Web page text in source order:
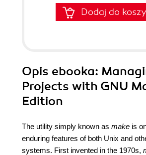
Dodaj do
Opis ebooka:
Projects with GNU
Edition
The utility simply known as make is
enduring features of both Unix and
systems. First invented in the 1970s,